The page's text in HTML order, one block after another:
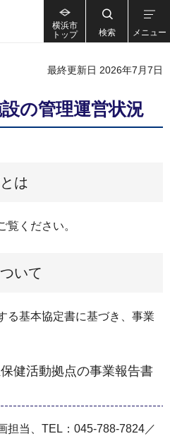
横浜市
トップ
検索 メニュー
最終更新日 2026年7月7日
の管理運営状況
は
覧ください。
いて
る基本協定書に基づき、事業
健活動拠点の事業報告書
担当、TEL：045-788-7824／